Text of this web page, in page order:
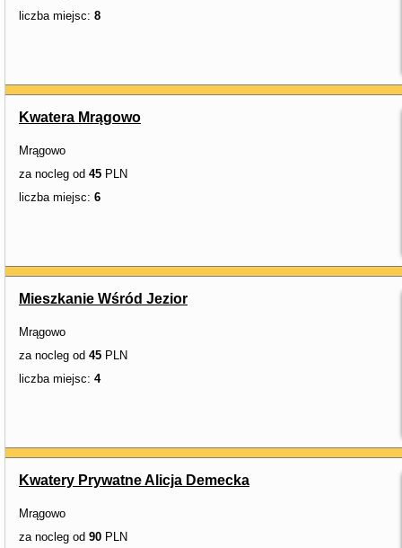
liczba miejsc: 8
Kwatera Mrągowo
Mrągowo
za nocleg od 45 PLN
liczba miejsc: 6
Mieszkanie Wśród Jezior
Mrągowo
za nocleg od 45 PLN
liczba miejsc: 4
Kwatery Prywatne Alicja Demecka
Mrągowo
za nocleg od 90 PLN